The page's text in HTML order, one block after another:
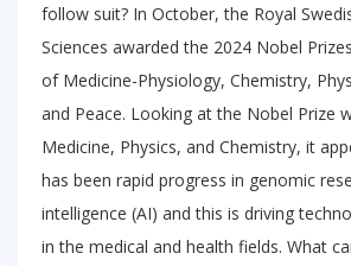
follow suit? In October, the Royal
Sciences awarded the 2024 Nobel
of Medicine-Physiology, Chemistry,
and Peace. Looking at the Nobel Prize
Medicine, Physics, and Chemistry, it
has been rapid progress in genomic
intelligence (AI) and this is driving
in the medical and health fields. What